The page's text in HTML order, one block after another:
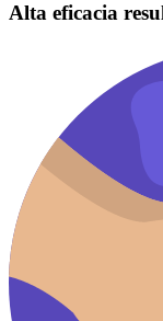
Alta eficacia